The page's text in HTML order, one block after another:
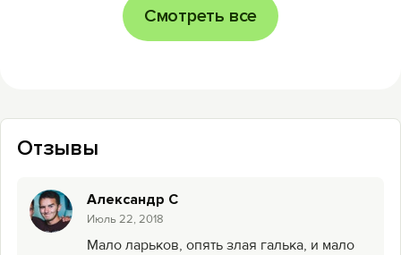
Смотреть все
Отзывы
Александр С
Июль 22, 2018
Мало ларьков, опять злая галька, и мало